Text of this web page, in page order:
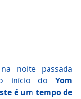
noite passada
o início do Yom
é um tempo de